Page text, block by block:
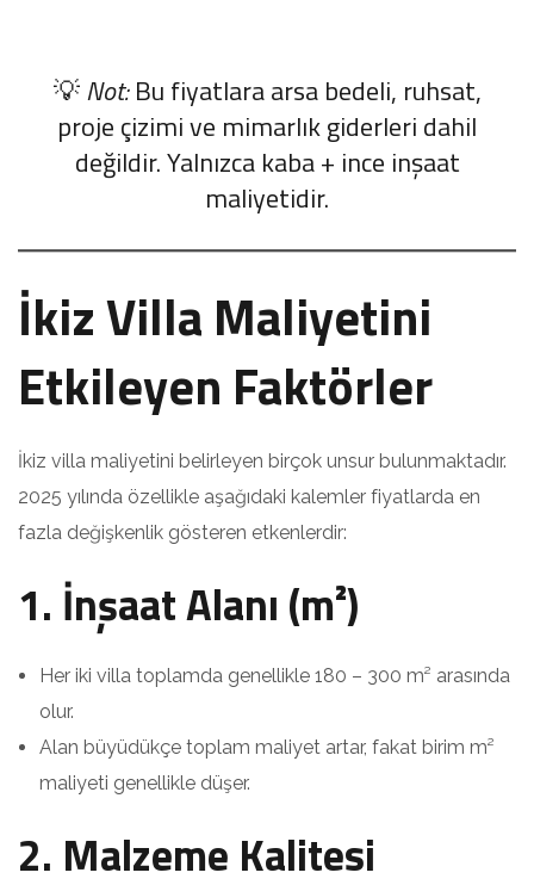
💡Not:Bu fiyatlara arsa bedeli, ruhsat,
proje çizimi ve mimarlık giderleri dahil
değildir. Yalnızca kaba + ince inşaat
maliyetidir.
İkiz Villa Maliyetini
Etkileyen Faktörler
İkiz villa maliyetini belirleyen birçok unsur bulunmaktadır.
2025 yılında özellikle aşağıdaki kalemler fiyatlarda en
fazla değişkenlik gösteren etkenlerdir:
1. İnşaat Alanı (m²)
Her iki villa toplamda genellikle 180 – 300 m² arasında
olur.
Alan büyüdükçe toplam maliyet artar, fakat birim m²
maliyeti genellikle düşer.
2. Malzeme Kalitesi